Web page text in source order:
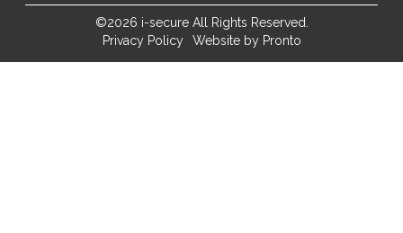
©2026 i-secure All Rights Reserved.
Privacy Policy
Website by Pronto